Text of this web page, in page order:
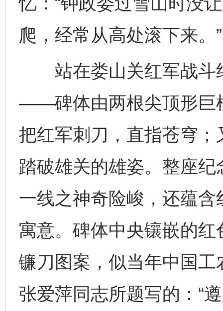
爬，经常从高处滚下来。”
站在娄山关红军战斗
——碑体由两根尖顶形巨
把红军刺刀，直指苍穹
踏破雄关的雄姿。整座
一线之神奇险峻，还蕴含
寓意。碑体中央镶嵌的
镰刀图案，似当年中国
张爱萍同志所题写的：“